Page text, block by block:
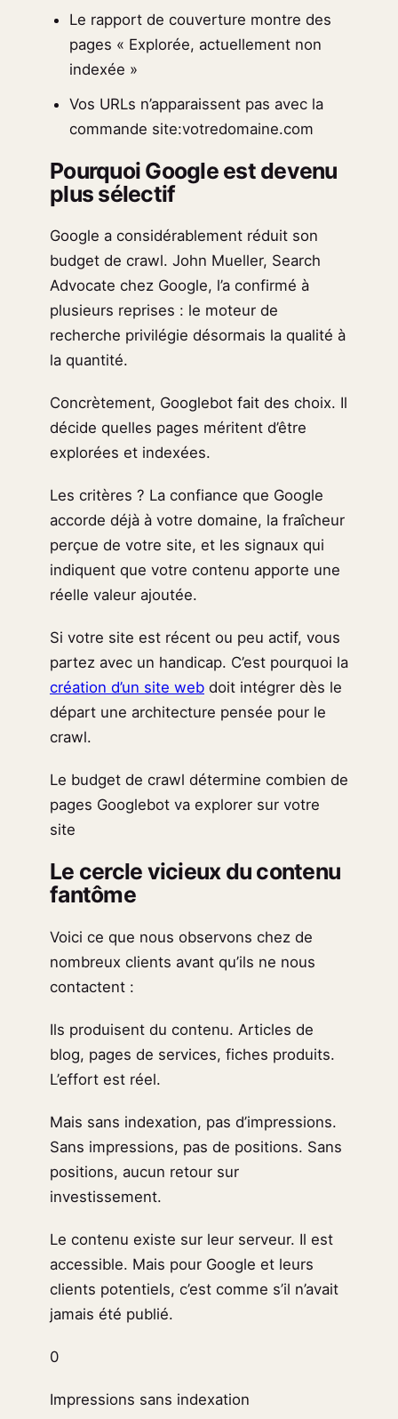
Le rapport de couverture montre des
pages « Explorée, actuellement non
indexée »
Vos URLs n’apparaissent pas avec la
commande site:votredomaine.com
Pourquoi Google est devenu
plus sélectif
Google a considérablement réduit son
budget de crawl. John Mueller, Search
Advocate chez Google, l’a confirmé à
plusieurs reprises : le moteur de
recherche privilégie désormais la qualité à
la quantité.
Concrètement, Googlebot fait des choix. Il
décide quelles pages méritent d’être
explorées et indexées.
Les critères ? La confiance que Google
accorde déjà à votre domaine, la fraîcheur
perçue de votre site, et les signaux qui
indiquent que votre contenu apporte une
réelle valeur ajoutée.
Si votre site est récent ou peu actif, vous
partez avec un handicap. C’est pourquoi la
création d’un site web doit intégrer dès le
départ une architecture pensée pour le
crawl.
Le budget de crawl détermine combien de
pages Googlebot va explorer sur votre
site
Le cercle vicieux du contenu
fantôme
Voici ce que nous observons chez de
nombreux clients avant qu’ils ne nous
contactent :
Ils produisent du contenu. Articles de
blog, pages de services, fiches produits.
L’effort est réel.
Mais sans indexation, pas d’impressions.
Sans impressions, pas de positions. Sans
positions, aucun retour sur
investissement.
Le contenu existe sur leur serveur. Il est
accessible. Mais pour Google et leurs
clients potentiels, c’est comme s’il n’avait
jamais été publié.
0
Impressions sans indexation